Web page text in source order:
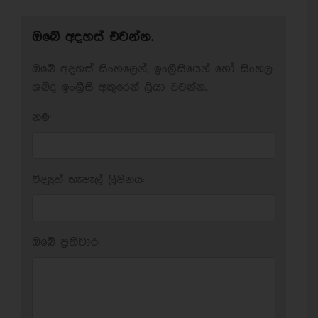
ඔබේ අදහස් එවන්න.